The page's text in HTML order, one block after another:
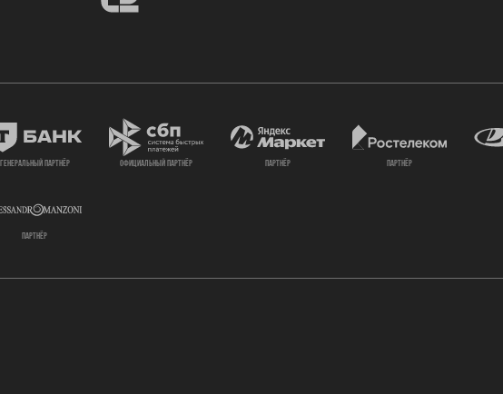
генеральный партнёр официальный партнёр партнёр партнёр
партнёр